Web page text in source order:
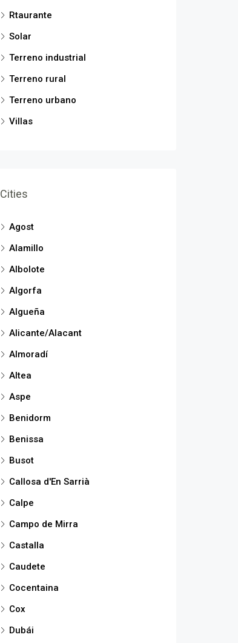
Rtaurante
Solar
Terreno industrial
Terreno rural
Terreno urbano
Villas
Cities
Agost
Alamillo
Albolote
Algorfa
Algueña
Alicante/Alacant
Almoradí
Altea
Aspe
Benidorm
Benissa
Busot
Callosa d'En Sarrià
Calpe
Campo de Mirra
Castalla
Caudete
Cocentaina
Cox
Dubái